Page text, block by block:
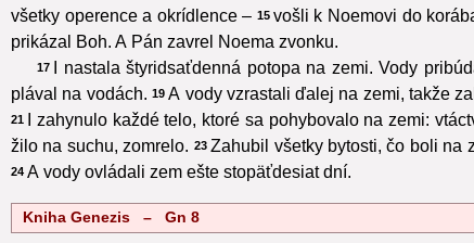
všetky operence a okrídlence – 15 vošli k Noemovi do
prikázal Boh. A Pán zavrel Noema zvonku.
17 I nastala štyridsaťdenná potopa na zemi. Vody
plával na vodách. 19 A vody vzrastali ďalej na zemi, takže
21 I zahynulo každé telo, ktoré sa pohybovalo na zemi:
žilo na suchu, zomrelo. 23 Zahubil všetky bytosti, čo boli na
24 A vody ovládali zem ešte stopäťdesiat dní.
Kniha Genezis – Gn 8